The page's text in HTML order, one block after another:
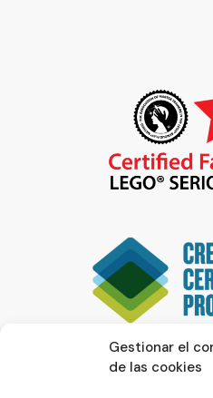
Gestionar el
de las cookies